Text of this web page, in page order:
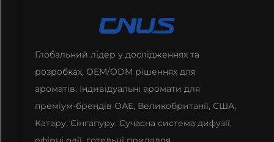
Глобальний лідер у дослідженнях та
розробках, OEM/ODM рішеннях для
ароматів. Індивідуальні аромати для
преміум-брендів ОАЕ, Великобританії, США,
Катару, Сінгапуру. Сучасна система дифузії,